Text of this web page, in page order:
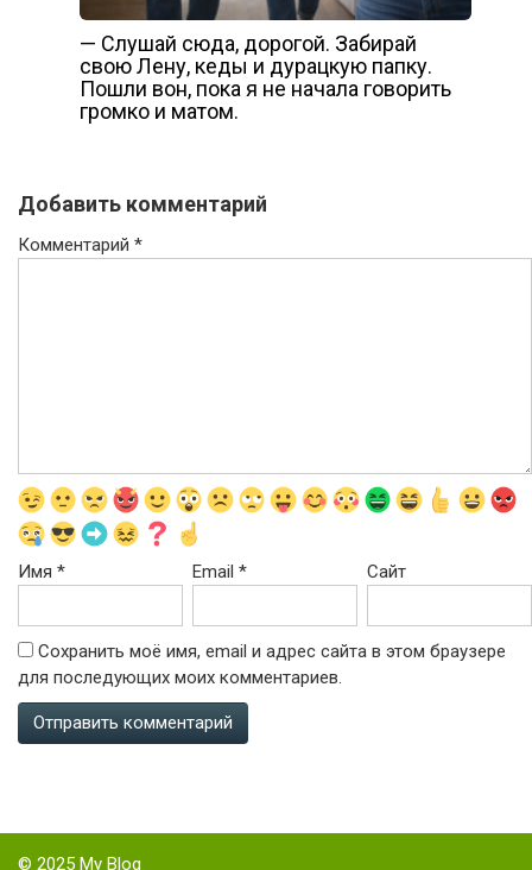
— Слушай сюда, дорогой. Забирай
свою Лену, кеды и дурацкую папку.
Пошли вон, пока я не начала говорить
громко и матом.
Добавить комментарий
Комментарий *
Имя * Email* Сайт
Сохранить моё имя, email и адрес сайта в этом браузере
для последующих моих комментариев.
© 2025 My Blog